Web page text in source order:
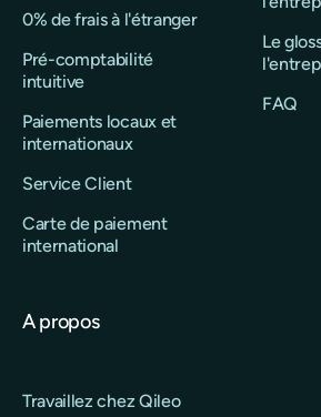
0% de frais à l'étranger
Pré-comptabilité
intuitive
Paiements locaux et
internationaux
Service Client
Carte de paiement
international
Le
FAQ
A propos
Travaillez chez Qileo